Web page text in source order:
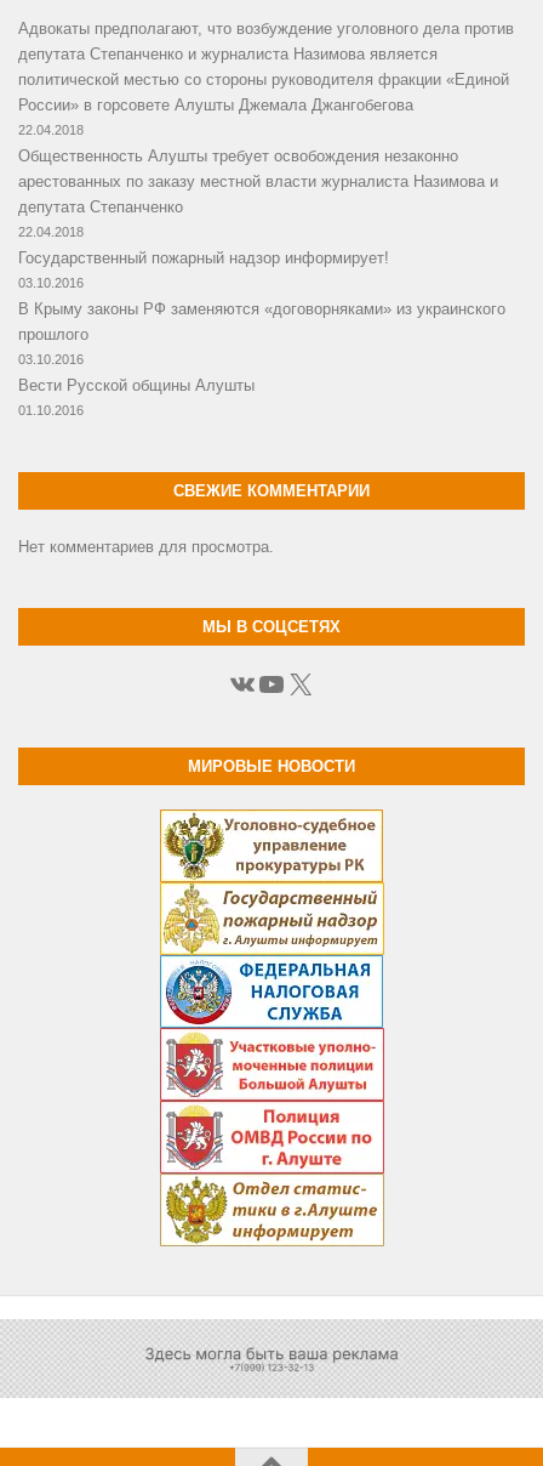
Адвокаты предполагают, что возбуждение уголовного дела против
депутата Степанченко и журналиста Назимова является
политической местью со стороны руководителя фракции «Единой
России» в горсовете Алушты Джемала Джангобегова
22.04.2018
Общественность Алушты требует освобождения незаконно
арестованных по заказу местной власти журналиста Назимова и
депутата Степанченко
22.04.2018
Государственный пожарный надзор информирует!
03.10.2016
В Крыму законы РФ заменяются «договорняками» из украинского
прошлого
03.10.2016
Вести Русской общины Алушты
01.10.2016
СВЕЖИЕ КОММЕНТАРИИ
Нет комментариев для просмотра.
МЫ В СОЦСЕТЯХ
ВКонтакте
YouTube
X
МИРОВЫЕ НОВОСТИ